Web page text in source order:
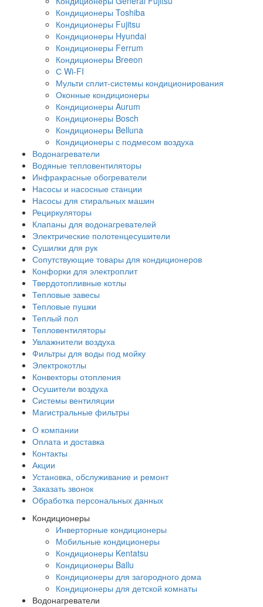
Кондиционеры Toshiba
Кондиционеры Fujitsu
Кондиционеры Hyundai
Кондиционеры Ferrum
Кондиционеры Breeon
С Wi-FI
Мульти сплит-системы кондиционирования
Оконные кондиционеры
Кондиционеры Aurum
Кондиционеры Bosch
Кондиционеры Belluna
Кондиционеры с подмесом воздуха
Водонагреватели
Водяные тепловентиляторы
Инфракрасные обогреватели
Насосы и насосные станции
Насосы для стиральных машин
Рециркуляторы
Клапаны для водонагревателей
Электрические полотенцесушители
Сушилки для рук
Сопутствующие товары для кондиционеров
Конфорки для электроплит
Твердотопливные котлы
Тепловые завесы
Тепловые пушки
Теплый пол
Тепловентиляторы
Увлажнители воздуха
Фильтры для воды под мойку
Электрокотлы
Конвекторы отопления
Осушители воздуха
Системы вентиляции
Магистральные фильтры
О компании
Оплата и доставка
Контакты
Акции
Установка, обслуживание и ремонт
Заказать звонок
Обработка персональных данных
Кондиционеры
Инверторные кондиционеры
Мобильные кондиционеры
Кондиционеры Kentatsu
Кондиционеры Ballu
Кондиционеры для загородного дома
Кондиционеры для детской комнаты
Водонагреватели